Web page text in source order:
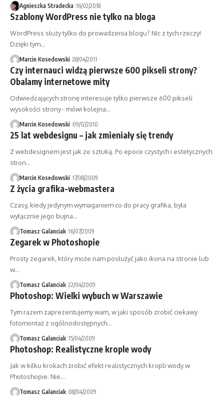
Agnieszka Stradecka 16/02/2018
Szablony WordPress nie tylko na bloga
WordPress służy tylko do prowadzenia blogu? Nic z tych rzeczy!
Dzięki tym…
Marcin Kosedowski 28/04/2011
Czy internauci widzą pierwsze 600 pikseli strony?
Obalamy internetowe mity
Odwiedzających stronę interesuje tylko pierwsze 600 pikseli
wysokości strony - mówi kolejna…
Marcin Kosedowski 09/12/2010
25 lat webdesignu – jak zmieniały się trendy
Z webdesignem jest jak ze sztuką. Po epoce czystych i estetycznych
stron…
Marcin Kosedowski 17/08/2009
Z życia grafika-webmastera
Czasy, kiedy jedynym wymaganiem co do pracy grafika, była
wyłącznie jego bujna…
Tomasz Galanciak 16/07/2009
Zegarek w Photoshopie
Prosty zegarek, który może nam posłużyć jako ikona na stronie lub
w…
Tomasz Galanciak 22/04/2009
Photoshop: Wielki wybuch w Warszawie
Tym razem zaprezentujemy wam, w jaki sposób zrobić ciekawy
fotomontaż z ogólnodostępnych…
Tomasz Galanciak 15/04/2009
Photoshop: Realistyczne krople wody
Jak w kilku krokach zrobić efekt realistycznych kropli wody w
Photoshopie. Nie…
Tomasz Galanciak 08/04/2009